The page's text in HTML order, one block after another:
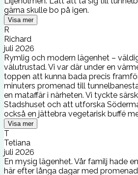
gärna skulle bo på igen.
Visa mer
R
Richard
juli 2026
Rymlig och modern lägenhet –
välutrustad. Vi var där under en
toppen att kunna bada precis
minuters promenad till
en mataffär i närheten. Vi tyckte
Stadshuset och att utforska
också en jättebra vegetarisk buffé
Visa mer
T
Tetiana
juli 2026
En mysig lägenhet. Vår familj hade
här efter långa dagar med